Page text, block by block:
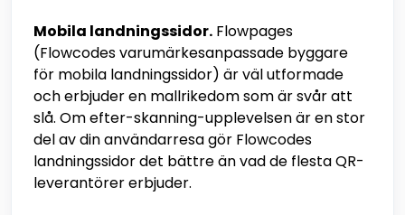
Mobila landningssidor. Flowpages
(Flowcodes varumärkesanpassade byggare
för mobila landningssidor) är väl utformade
och erbjuder en mallrikedom som är svår att
slå. Om efter-skanning-upplevelsen är en stor
del av din användarresa gör Flowcodes
landningssidor det bättre än vad de flesta QR-
leverantörer erbjuder.